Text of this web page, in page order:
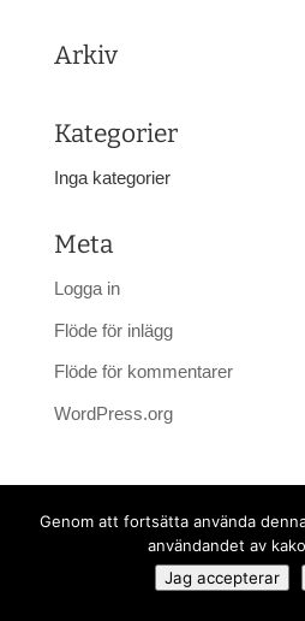
Arkiv
Kategorier
Inga kategorier
Meta
Logga in
Flöde för inlägg
Flöde för kommentarer
WordPress.org
© Copyright Esereds Lantbruk. |
Reklambyrå
Genom att fortsätta använda
användandet av
Jag accepterar